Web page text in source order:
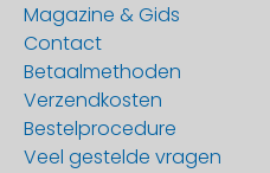
Magazine & Gids
Contact
Betaalmethoden
Verzendkosten
Bestelprocedure
Veel gestelde vragen